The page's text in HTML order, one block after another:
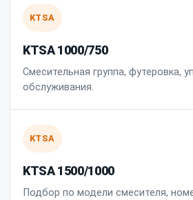
KTSA
KTSA 1000/750
Смесительная группа, футеровка,
обслуживания.
KTSA
KTSA 1500/1000
Подбор по модели смесителя,